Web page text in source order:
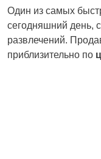
Один из самых
сегодняшний день,
развлечений.
приблизительно по